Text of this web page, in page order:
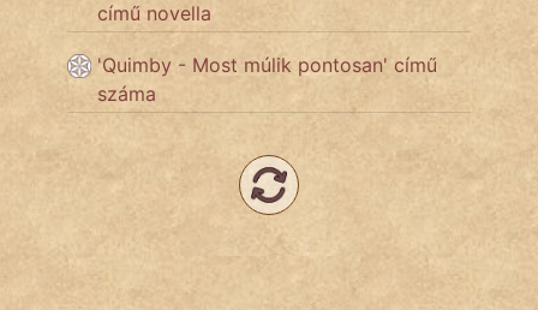
fantom
Jób Gedeon
című novella
'Quimby - Most múlik pontosan' című
száma